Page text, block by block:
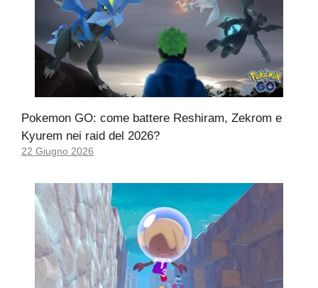
Pokemon GO: come battere Reshiram, Zekrom e
Kyurem nei raid del 2026?
22 Giugno 2026